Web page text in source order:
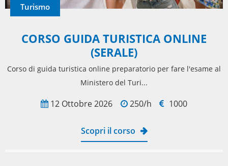
Turismo
CORSO GUIDA TURISTICA ONLINE
(SERALE)
Corso di guida turistica online preparatorio per fare l'esame al
Ministero del Turi...
12 Ottobre 2026 250/h 1000
Scopri il corso